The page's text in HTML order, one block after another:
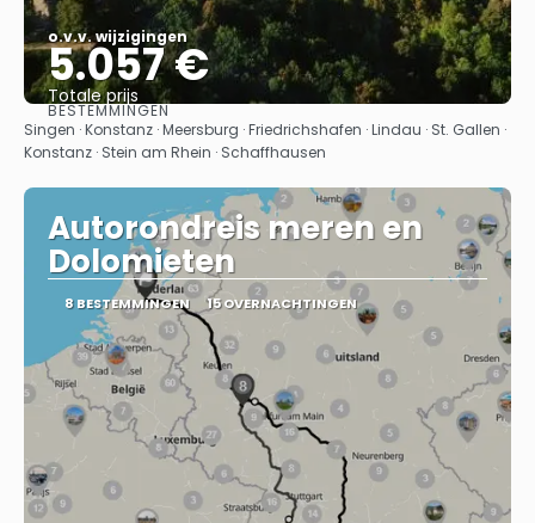
o.v.v. wijzigingen
5.057 €
Totale prijs
Bekijk
BESTEMMINGEN
Singen · Konstanz · Meersburg · Friedrichshafen · Lindau · St. Gallen ·
Konstanz · Stein am Rhein · Schaffhausen
Autorondreis meren en
Dolomieten
8 BESTEMMINGEN 15 OVERNACHTINGEN